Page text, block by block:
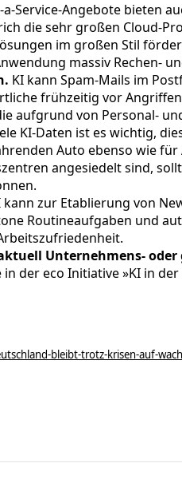
a-Service-Angebote bieten
die sehr großen Cloud-
im großen Stil
massiv Rechen-
KI kann Spam-Mails im
frühzeitig vor
aufgrund von Personal-
KI-Daten ist es wichtig,
Auto ebenso wie
angesiedelt sind,
kann zur Etablierung von
Routineaufgaben und
Unternehmens-
der eco Initiative »KI in
bleibt-trotz-krisen-auf-